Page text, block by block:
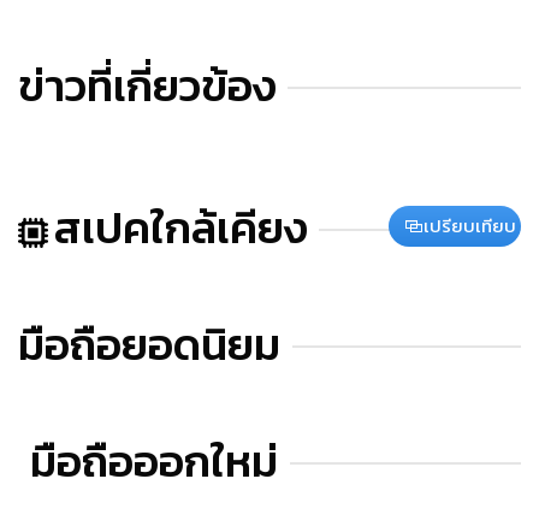
ข่าวที่เกี่ยวข้อง
สเปคใกล้เคียง เปรียบเทียบ
มือถือยอดนิยม
มือถือออกใหม่